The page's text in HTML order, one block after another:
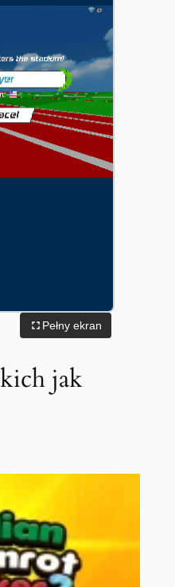
Pełny ekran
jak